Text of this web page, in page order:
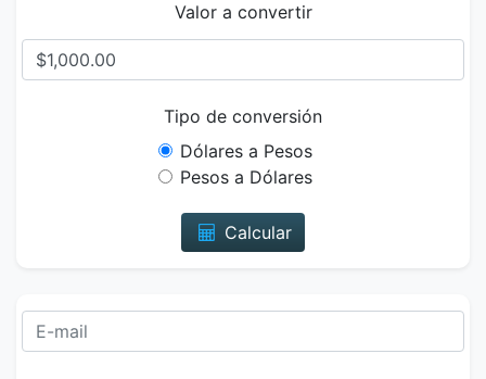
Valor a convertir
Tipo de conversión
Dólares a Pesos
Pesos a Dólares
Calcular